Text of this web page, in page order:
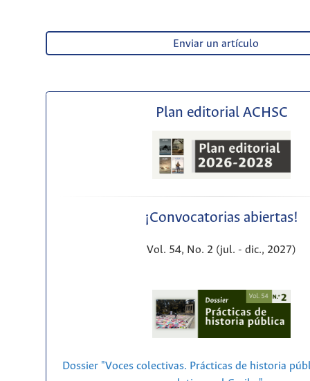
Enviar un artículo
Plan editorial ACHSC
¡Convocatorias abiertas!
Vol. 54, No. 2 (jul. - dic., 2027)
Dossier "Voces colectivas. Prácticas de historia